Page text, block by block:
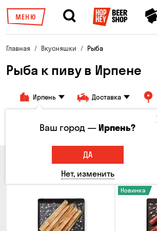
МЕНЮ
Главная Вкусняшки Рыба
Рыба к пиву в Ирпене
Ирпень Доставка
Все товары Мясо Рыба
Новинка
Ваш город —Ирпень?
ДА
Нет, изменить